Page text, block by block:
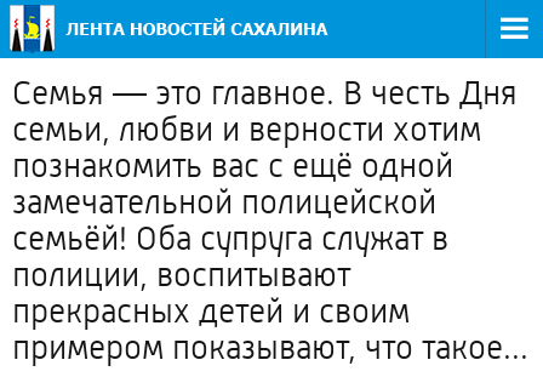
Семья — это главное. В честь Дня
семьи, любви и верности хотим
познакомить вас с ещё одной
замечательной полицейской
семьёй! Оба супруга служат в
полиции, воспитывают
прекрасных детей и своим
примером показывают, что такое...